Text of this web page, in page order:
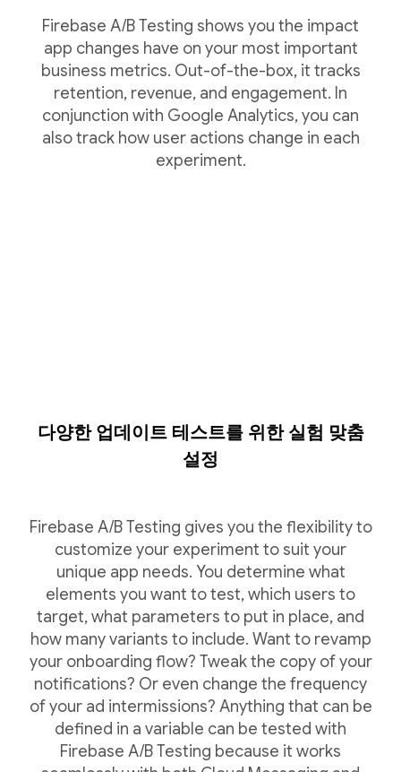
Firebase A/B Testing shows you the impact
app changes have on your most important
business metrics. Out-of-the-box, it tracks
retention, revenue, and engagement. In
conjunction with Google Analytics, you can
also track how user actions change in each
experiment.
다양한 업데이트 테스트를 위한 실험 맞춤
설정
Firebase A/B Testing gives you the flexibility to
customize your experiment to suit your
unique app needs. You determine what
elements you want to test, which users to
target, what parameters to put in place, and
how many variants to include. Want to revamp
your onboarding flow? Tweak the copy of your
notifications? Or even change the frequency
of your ad intermissions? Anything that can be
defined in a variable can be tested with
Firebase A/B Testing because it works